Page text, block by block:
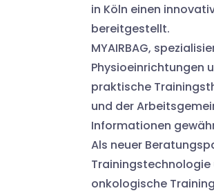
in Köln einen
bereitgestellt.
MYAIRBAG,
Physioeinrichtungen
praktische
und der
Informationen
Als neuer
Trainingstechnologie
onkologische